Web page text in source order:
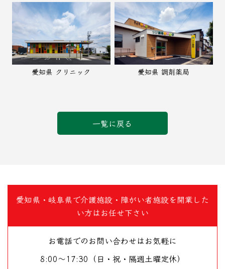
愛知県 クリニック 愛知県 調剤薬局
一覧に戻る
愛知県・岐阜県で介護施設・障がい者施設を開業した
い方はお任せ下さい
お電話でのお問い合わせはお気軽に
8:00～17:30（日・祝・隔週土曜定休）